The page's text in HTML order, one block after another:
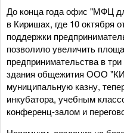
До конца года офис "МФЦ
в Киришах, где 10 октября
поддержки
позволило увеличить
предпринимательства в
здания общежития ООО
муниципальную казну,
инкубатора, учебным
конференц-залом и